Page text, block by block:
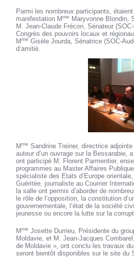
Parmi les nombreux participants,
manifestation Mme
Maryvonne Blondin,
M. Jean-Claude Frécon, Sénateur
Congrès des pouvoirs locaux et
Mme Gisèle Jourda, Sénatrice
d’amitié.
Mme Sandrine Treiner, directrice
auteur d’un ouvrage sur la Bessarabie,
ont participé M. Florent Parmentier,
programmes au Master Affaires
spécialiste des Etats d’Europe
Guéritée, journaliste au Courrier
la salle ont permis d’aborder de
le rôle de l’opposition, la constitution
gouvernementale, l’état de la société
jeunesse ou encore la lutte sur la
Mme Josette Durrieu, Présidente du
Moldavie, et M. Jean-Jacques
de Moldavie », ont conclu les travaux
seront bientôt disponibles sur le site du